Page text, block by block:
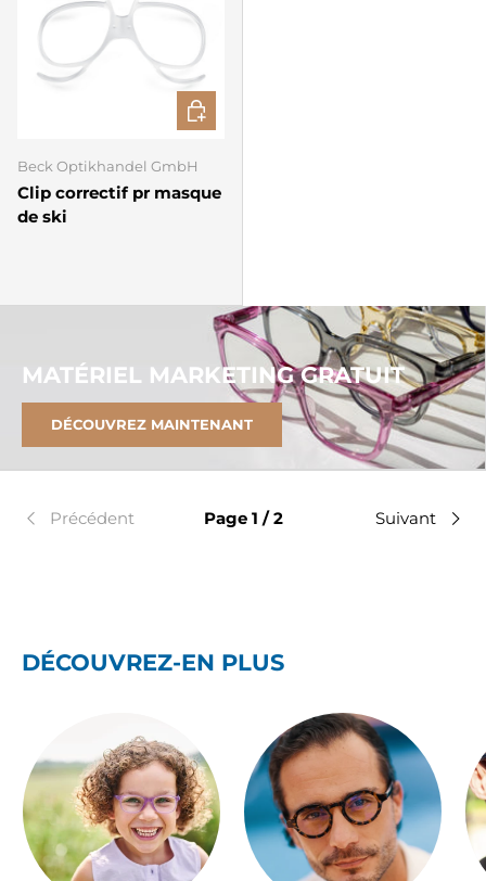
Beck Optikhandel GmbH
Clip correctif pr masque
de ski
AJOUTER AU PANIER
MATÉRIEL MARKETING GRATUIT
DÉCOUVREZ MAINTENANT
Précédent Page 1 / 2 Suivant
DÉCOUVREZ-EN PLUS